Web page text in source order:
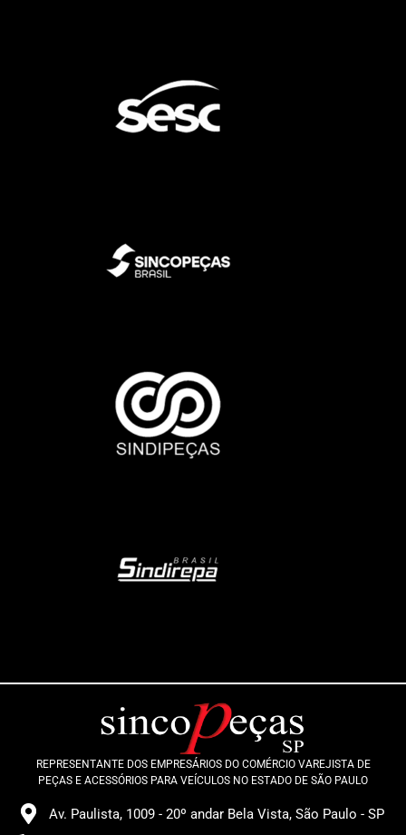
REPRESENTANTE DOS EMPRESÁRIOS DO COMÉRCIO VAREJISTA DE
PEÇAS E ACESSÓRIOS PARA VEÍCULOS NO ESTADO DE SÃO PAULO
Av. Paulista, 1009 - 20º andar Bela Vista, São Paulo - SP